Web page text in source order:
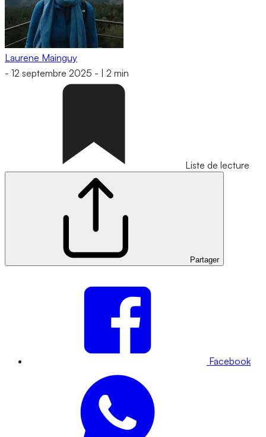
Laurene Mainguy
- 12 septembre 2025 - 2 min
Liste de lecture
Partager
Facebook